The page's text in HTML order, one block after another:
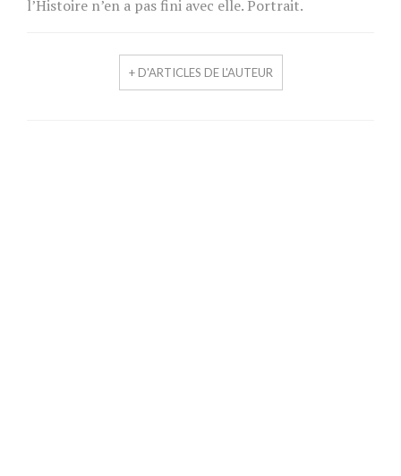
l’Histoire n’en a pas fini avec elle. Portrait.
+ D'ARTICLES DE L'AUTEUR